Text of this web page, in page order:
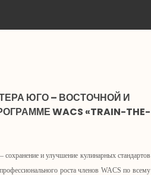
ЮГО – ВОСТОЧНОЙ И
WACS «TRAIN-THE-
и улучшение кулинарных стандартов
роста членов WACS по всему